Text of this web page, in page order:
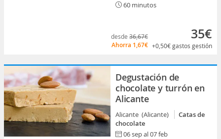
60 minutos
desde 36,67€
Ahorra 1,67€
35€
+0,50€gastos gestión
Degustación de
chocolate y turrón en
Alicante
Alicante (Alicante)
Catas de
chocolate
06 sep al 07 feb